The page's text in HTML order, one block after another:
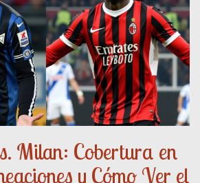
Milan: Cobertura en
y Cómo Ver el